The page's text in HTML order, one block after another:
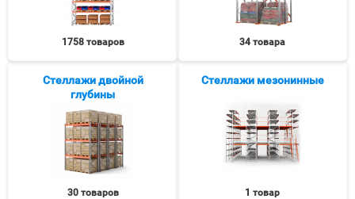
1758 товаров 34 товара
Стеллажи двойной
глубины
30 товаров
Стеллажи мезонинные
1 товар